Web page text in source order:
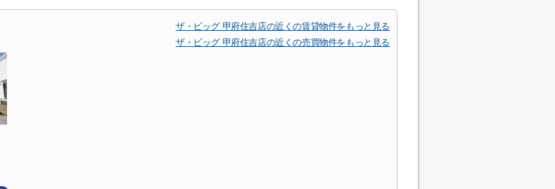
ザ・ビッグ 甲府住吉店の近くの賃貸物件をもっと見る
ザ・ビッグ 甲府住吉店の近くの売買物件をもっと見る